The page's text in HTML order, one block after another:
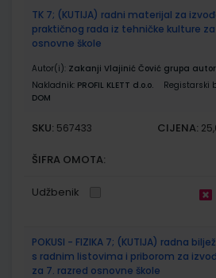
TK 7; (KUTIJA) radni materijal za
praktičnog rada iz tehničke kulture
osnovne škole
Autor(i): Zakanji Vlajinić Čović grupa
Nakladnik: PROFIL KLETT d.o.o. Registarski
DOM
SKU: 567433 CIJENA:
ŠIFRA OMOTA:
Udžbenik
POKUSI - FIZIKA 7; (KUTIJA) radna
s radnim listovima i priborom za
za 7. razred osnovne škole